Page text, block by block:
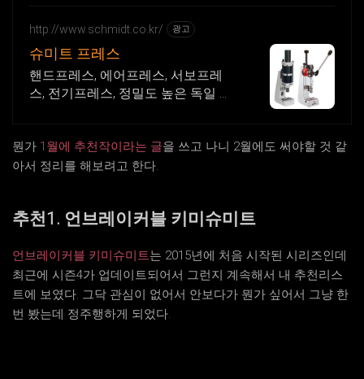
상품 업로드
http://www.schmidt.co.kr/ 광고
슈미트 프레스
핸드프레스, 에어프레스, 서보프레
스, 전기프레스, 정밀도 높은 독일 제
뭔가 1월에 추천작이라는 글을 쓰고 나니 2월에도 써야할 것 같
아서 정리를 해보려고 한다.
추천1. 언브레이커블 키미슈미트
언브레이커블 키미슈미트는 2015년에 처음 시작된 시리즈인데
최근에 시즌4가 업데이트되어서 그런지 계속해서 내 추천리스
트에 보였다. 그닥 관심이 없어서 안보다가 뭔가 싶어서 그냥 한
번 봤는데 정주행하게 되었다.